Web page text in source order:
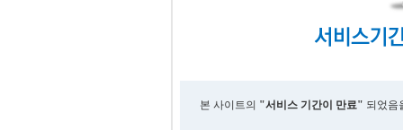
본 사이트의 "서비스 기간이 만료" 되었음